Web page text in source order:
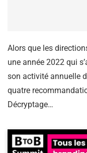
Alors que les
une année 2022 qui
son activité annuelle
quatre
Décryptage…